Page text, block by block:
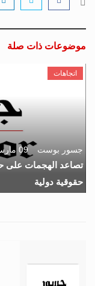
موضوعات ذات صلة
اتجاهات
جسور بوست 09 مارس 2026 - 10:45
تصاعد الهجمات على
حقوقية دولية